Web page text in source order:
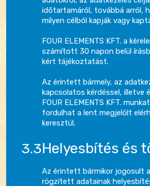
időtartamáról, továbbá arról,
milyen célból kapják vagy
FOUR ELEMENTS KFT. a
számított 30 napon belül
kért tájékoztatást.
Az érintett bármely, az
kapcsolatos kérdéssel, illetve
FOUR ELEMENTS KFT.
fordulhat a lent megjelölt
keresztül.
Helyesbítés és
Az érintett bármikor jogosult
rögzített adatainak